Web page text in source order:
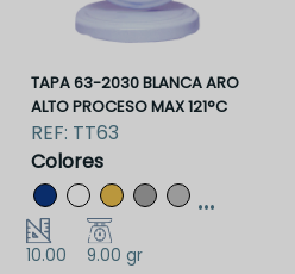
TAPA 63-2030 BLANCA ARO
ALTO PROCESO MAX 121°C
REF: TT63
Colores
...
10.00
9.00 gr